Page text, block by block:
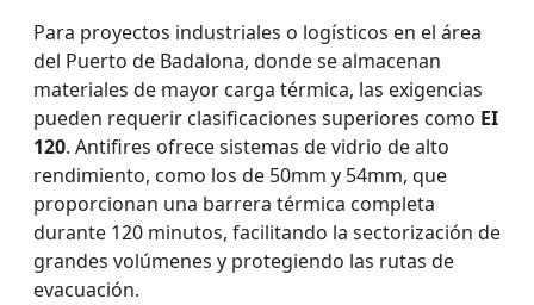
Para proyectos industriales o logísticos en el área
del Puerto de Badalona, donde se almacenan
materiales de mayor carga térmica, las exigencias
pueden requerir clasificaciones superiores como EI
120. Antifires ofrece sistemas de vidrio de alto
rendimiento, como los de 50mm y 54mm, que
proporcionan una barrera térmica completa
durante 120 minutos, facilitando la sectorización de
grandes volúmenes y protegiendo las rutas de
evacuación.